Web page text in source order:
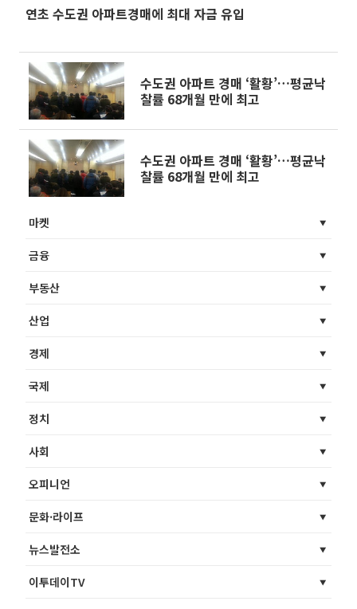
연초 수도권 아파트경매에 최대 자금 유입
수도권 아파트 경매 ‘활황’…평균낙
찰률 68개월 만에 최고
수도권 아파트 경매 ‘활황’…평균낙
찰률 68개월 만에 최고
마켓
금융
부동산
산업
경제
국제
정치
사회
오피니언
문화·라이프
뉴스발전소
이투데이TV